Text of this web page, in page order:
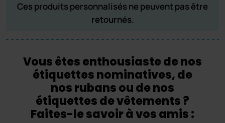
Ces produits personnalisés ne peuvent pas être
retournés.
Vous êtes enthousiaste de nos
étiquettes nominatives, de
nos rubans ou de nos
étiquettes de vêtements ?
Faites-le savoir à vos amis :